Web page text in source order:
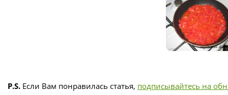
P.S. Если Вам понравилась статья, подписывайтесь на